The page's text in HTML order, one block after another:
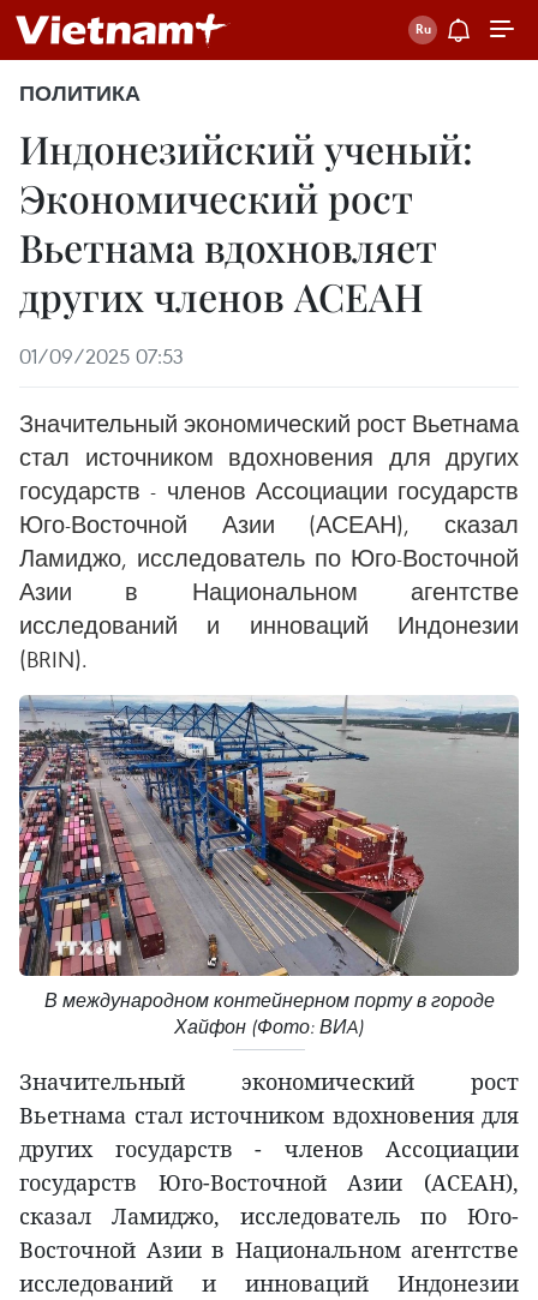
ПОЛИТИКА
Индонезийский ученый:
Экономический рост
Вьетнама вдохновляет
других членов АСЕАН
01/09/2025 07:53
Значительный экономический рост Вьетнама
стал источником вдохновения для других
государств - членов Ассоциации государств
Юго-Восточной Азии (АСЕАН), сказал
Ламиджо, исследователь по Юго-Восточной
Азии в Национальном агентстве
исследований и инноваций Индонезии
(BRIN).
В международном контейнерном порту в городе
Хайфон (Фото: ВИA)
Значительный экономический рост
Вьетнама стал источником вдохновения для
других государств - членов Ассоциации
государств Юго-Восточной Азии (АСЕАН),
сказал Ламиджо, исследователь по Юго-
Восточной Азии в Национальном агентстве
исследований и инноваций Индонезии